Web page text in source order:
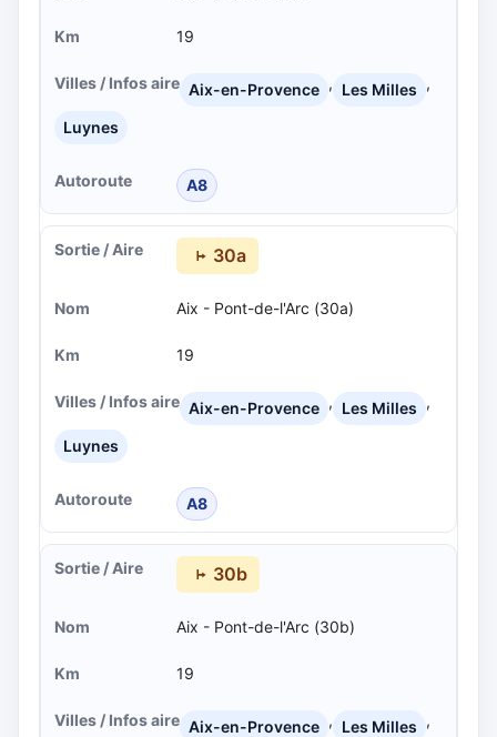
19
Aix-en-Provence , Les Milles ,
Luynes
A8
30a
Aix - Pont-de-l'Arc (30a)
19
Aix-en-Provence , Les Milles ,
Luynes
A8
30b
Aix - Pont-de-l'Arc (30b)
19
Aix-en-Provence , Les Milles ,